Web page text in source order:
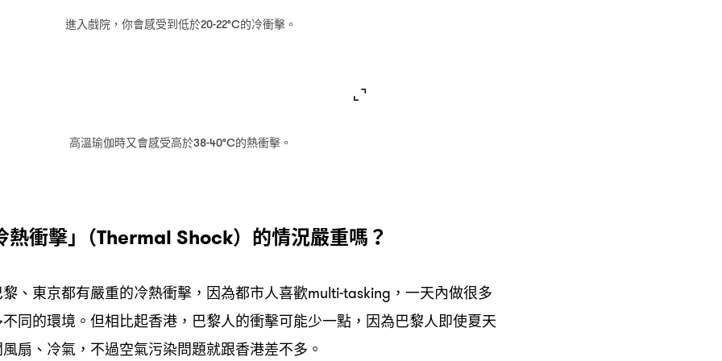
進入戲院， 你會感受到低於20-22°C的冷衝擊。
高溫瑜伽時又會感受高於38-40°C的熱衝擊。
熱衝擊｣ （Thermal Shock） 的情況嚴重嗎 ？
、東京都有嚴重的冷熱衝擊 ， 因為都市人喜歡multi-tasking， 一天內做很多
同的環境。但相比起香港 ， 巴黎人的衝擊可能少一點 ， 因為巴黎人即使夏天
扇、冷氣 ， 不過空氣污染問題就跟香港差不多。